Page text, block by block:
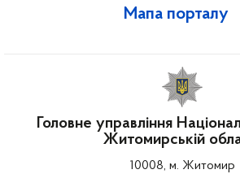
Мапа порталу
Головне управління
Житомирській
10008, м. Житомир